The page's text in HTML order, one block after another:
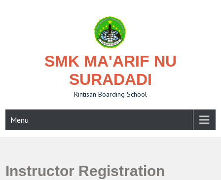
SMK MA'ARIF NU
SURADADI
Rintisan Boarding School
Menu
Instructor Registration